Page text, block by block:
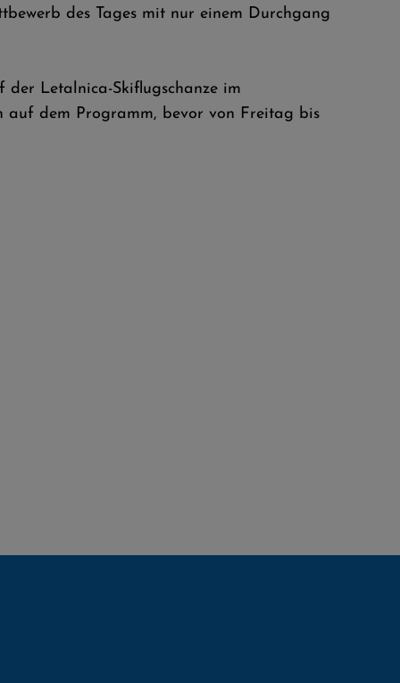
des Tages mit nur einem Durchgang
der Letalnica-Skiflugschanze im
auf dem Programm, bevor von Freitag bis